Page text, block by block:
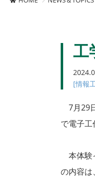
工
[情報
7月29
で電子工
本体験
の内容は